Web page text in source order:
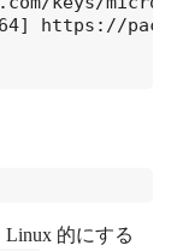
https://
的にする